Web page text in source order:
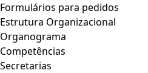
Formulários para pedidos
Estrutura Organizacional
Organograma
Competências
Secretarias